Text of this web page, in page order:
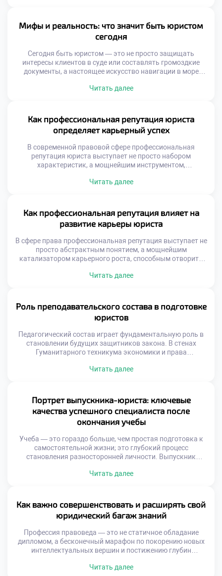
судебных заседаний до алгоритмов на базе нейросетей
для разбора сложных правовых коллизий. Чтобы
успешно освоить […]
Мифы и реальность: что значит быть юристом
сегодня
Сегодня быть юристом — это не просто защищать
интересы клиентов в суде или составлять громоздкие
документы, а настоящее искусство навигации в море
соседствуют с суровой реальностью ежедневной
практикой, фундаментальным шагом становится хорошее
образование в техникуме […]
Читать далее
Как профессиональная репутация юриста
определяет карьерный успех
В современной правовой сфере профессиональная
репутация юриста выступает не просто набором
характеристик, а мощнейшим инструментом,
возможностям. Подобно искусной шахматной партии, где
выстраивания надежных связей. Чтобы успешно
ориентироваться в этом многогранном мире, где
добросовестная практика переплетается с личным
брендом, фундаментальным […]
Читать далее
Как профессиональная репутация влияет на
развитие карьеры юриста
В сфере права профессиональная репутация выступает не
просто абстрактным понятием, а мощнейшим
катализатором карьерного роста, способным отворить
искусной шахматной партии, где каждый ход просчитан
выстраивания надежных профессиональных связей.
Чтобы успешно ориентироваться в этом многогранном
мире, где добросовестная […]
Читать далее
Роль преподавательского состава в подготовке
юристов
Педагогический состав играет фундаментальную роль в
становлении будущих защитников закона. В стенах
Гуманитарного техникума экономики и права
сухую теорию, но и выступают в качестве наставников,
проводниками в мир реальных правовых вызовов,
умеющими разглядеть и раскрыть индивидуальный
потенциал каждого […]
Читать далее
Портрет выпускника-юриста: ключевые
качества успешного специалиста после
окончания учебы
Учеба — это гораздо больше, чем простая подготовка к
самостоятельной жизни; это глубокий процесс
становления разносторонней личности. Выпускник
обладает уникальным набором компетенций,
общественных отношений. Такой специалист осознает:
право представляет собой не просто свод сухих правил, а
действенный механизм, способный […]
Читать далее
Как важно совершенствовать и расширять свой
юридический багаж знаний
Профессия правоведа — это не статичное обладание
дипломом, а бесконечный марафон по покорению новых
интеллектуальных вершин и постижению глубин
или судебный прецедент становится важнейшей вехой,
Читать далее